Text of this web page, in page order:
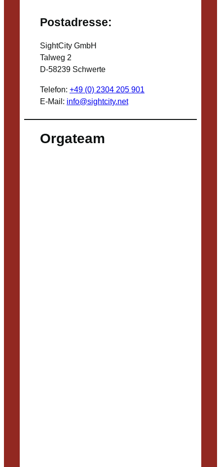
Postadresse:
SightCity GmbH
Talweg 2
D-58239 Schwerte
Telefon: +49 (0) 2304 205 901
E-Mail: info@sightcity.net
Orgateam